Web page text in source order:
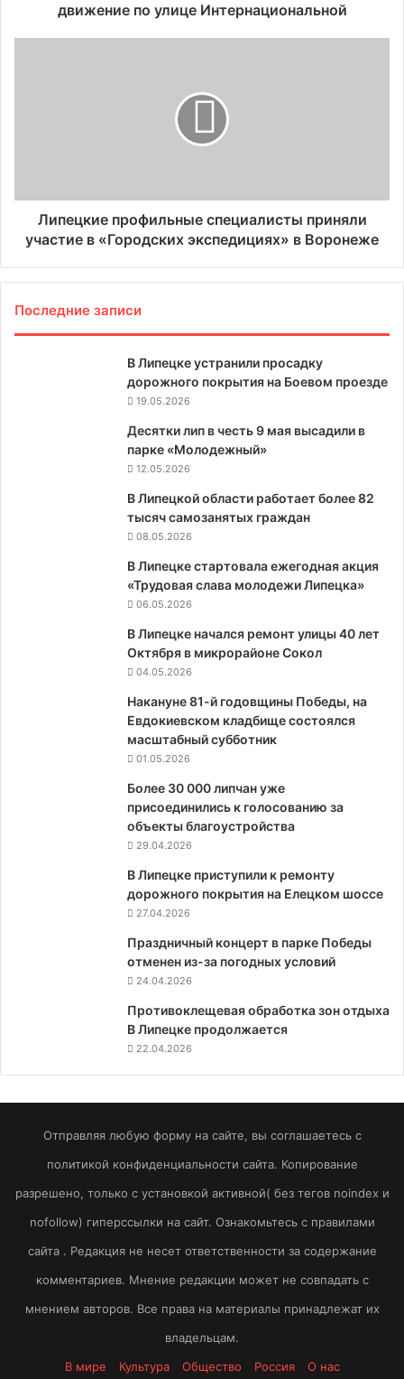
движение по улице Интернациональной
Липецкие профильные специалисты приняли
участие в «Городских экспедициях» в Воронеже
Последние записи
В Липецке устранили просадку
дорожного покрытия на Боевом проезде
19.05.2026
Десятки лип в честь 9 мая высадили в
парке «Молодежный»
12.05.2026
В Липецкой области работает более 82
тысяч самозанятых граждан
08.05.2026
В Липецке стартовала ежегодная акция
«Трудовая слава молодежи Липецка»
06.05.2026
В Липецке начался ремонт улицы 40 лет
Октября в микрорайоне Сокол
04.05.2026
Накануне 81-й годовщины Победы, на
Евдокиевском кладбище состоялся
масштабный субботник
01.05.2026
Более 30 000 липчан уже
присоединились к голосованию за
объекты благоустройства
29.04.2026
В Липецке приступили к ремонту
дорожного покрытия на Елецком шоссе
27.04.2026
Праздничный концерт в парке Победы
отменен из-за погодных условий
24.04.2026
Противоклещевая обработка зон отдыха
В Липецке продолжается
22.04.2026
Отправляя любую форму на сайте, вы соглашаетесь с
политикой конфиденциальности сайта. Копирование
разрешено, только с установкой активной( без тегов noindex и
nofollow) гиперссылки на сайт. Ознакомьтесь с правилами
сайта . Редакция не несет ответственности за содержание
комментариев. Мнение редакции может не совпадать с
мнением авторов. Все права на материалы принадлежат их
владельцам.
В мире
Культура Общество Россия О нас